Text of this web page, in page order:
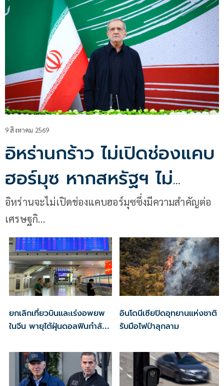
9 สิงหาคม 2569
อิหร่านกร้าว ไม่เปิดช่องแคบ
ฮอร์มุซ หากสหรัฐฯ ไม่
ปฏิบัติตามเงื่อนไขทั้งหมด
อิหร่านจะไม่เปิดช่องแคบฮอร์มุซซึ่งมีความสำคัญต่อ
เศรษฐกิ…
ยกเลิกเที่ยวบินและเร่งอพยพ
ในจีน พายุไต้ฝุ่นดอลฟินกำลัง
อินโดนีเซียปิดอุทยานแห่งชาติ
รับมือไฟป่าลุกลาม